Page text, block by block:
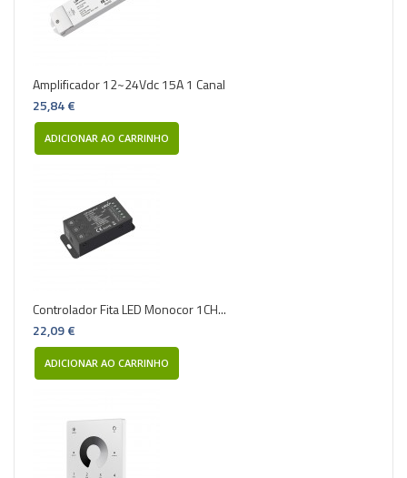
Amplificador 12~24Vdc 15A 1 Canal
25,84 €
ADICIONAR AO CARRINHO
Controlador Fita LED Monocor 1CH...
22,09 €
ADICIONAR AO CARRINHO